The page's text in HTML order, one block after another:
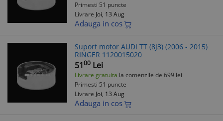
Primesti 51 puncte
Livrare Joi, 13 Aug
Adauga in cos
Suport motor AUDI TT (8J3) (2006 - 2015)
RINGER 1120015020
5100 Lei
Livrare gratuita la comenzile de 699 lei
Primesti 51 puncte
Livrare Joi, 13 Aug
Adauga in cos